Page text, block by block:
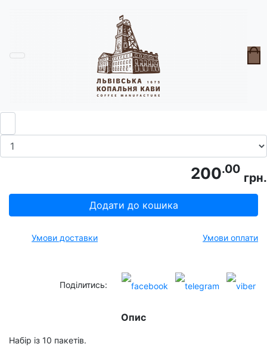
Чай | Какао | Інші напої
Чай 1002 ночі
200.00
грн.
Додати до кошика
Умови доставки Умови оплати
Поділитись:
Опис
Набір із 10 пакетів.